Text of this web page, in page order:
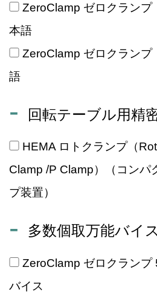
ZeroClamp ゼロクランプ
本語
ZeroClamp ゼロクランプ
語
回転テーブル用精
HEMA ロトクランプ（
Clamp /P Clamp）（コンパ
プ装置）
多数個取万能バイス
ZeroClamp ゼロクランプ
バイス